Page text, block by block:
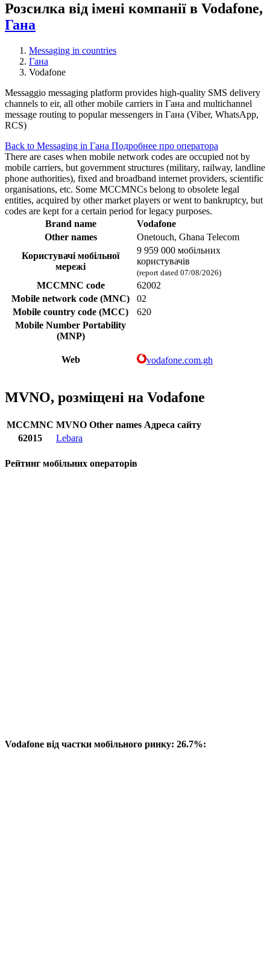
Розсилка від імені компанії в Vodafone,
Гана
Messaging in countries
Гана
Vodafone
Messaggio messaging platform provides high-quality SMS delivery
channels to eir, all other mobile carriers in Гана and multichannel
message routing to popular messengers in Гана (Viber, WhatsApp,
RCS)
Back to Messaging in Гана Подробнее про оператора
There are cases when mobile network codes are occupied not by
mobile carriers, but government structures (military, railway, landline
phone authorities), fixed and broadband internet providers, scientific
organisations, etc. Some MCCMNCs belong to obsolete legal
entities, acquired by other market players or went to bankruptcy, but
codes are kept for a certain period for legacy purposes.
Brand name
Vodafone
Other names
Onetouch, Ghana Telecom
Користувачі мобільної
мережі
9 959 000 мобільних
користувачів
(report dated 07/08/2026)
MCCMNC code
62002
Mobile network code (MNC)
02
Mobile country code (MCC)
620
Mobile Number Portability
(MNP)
Web vodafone.com.gh
MVNO, розміщені на Vodafone
MCCMNC MVNO Other names Адреса сайту
62015
Lebara
Рейтинг мобільних операторів
Vodafone від частки мобільного ринку: 26.7%: